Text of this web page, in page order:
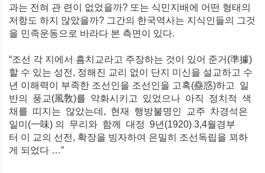
과는 전혀 관 련이 없었을까? 또는 식민지배에 어떤 형태의
저항도 하지 않았을까? 그간의 한국역사는 지식인들의 그것
을 민족운동으로 바라다 본 측면이 있다.
“조선 각 지에서 흠치교라고 주장하는 것이 있어 준거(準據)
할 수 있는 성전, 정해진 교리 없이 단지 미신을 설교하고 수
년 이해력이 부족한 조선인을 조선인을 고혹(蠱惑)하고 일
반의 풍교(風敎)를 악화시키고 있었으나 아직 정치적 색
채를 띠지는 않았는데, 현재 행방불명인 교주 차경석은
일미(一味) 의 무리와 함께 대정 9년(1920) 3,4월경부
터 이 교의 선전, 확장을 빙자하여 은밀히 조선독립을 꾀하
게 되었다 …”